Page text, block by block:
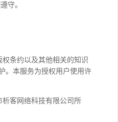
守。
条约以及其他相关的知识
。本服务为授权用户使用许
客网络科技有限公司所